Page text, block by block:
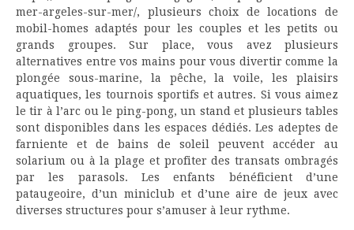
mer-argeles-sur-mer/, plusieurs choix de locations de
mobil-homes adaptés pour les couples et les petits ou
grands groupes. Sur place, vous avez plusieurs
alternatives entre vos mains pour vous divertir comme la
plongée sous-marine, la pêche, la voile, les plaisirs
aquatiques, les tournois sportifs et autres. Si vous aimez
le tir à l’arc ou le ping-pong, un stand et plusieurs tables
sont disponibles dans les espaces dédiés. Les adeptes de
farniente et de bains de soleil peuvent accéder au
solarium ou à la plage et profiter des transats ombragés
par les parasols. Les enfants bénéficient d’une
pataugeoire, d’un miniclub et d’une aire de jeux avec
diverses structures pour s’amuser à leur rythme.